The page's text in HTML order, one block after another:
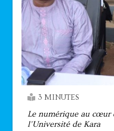
3 MINUTES
Le numérique au cœur
l’Université de Kara